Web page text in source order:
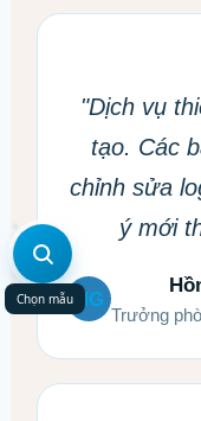
"Dịch vụ
tạo. Các
chỉnh sửa
ý mới
HG
Trưởng
Chọn mẫu